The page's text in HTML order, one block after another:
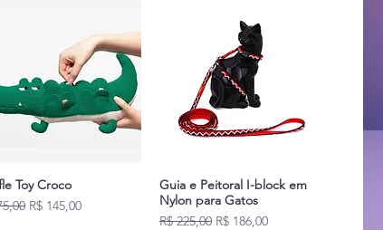
Toy Croco
normalPreço promocional
R$ 145,00
Guia e Peitoral I-block em
Nylon para Gatos
Preço normal
R$ 225,00 Preço promocional
R$ 186,00